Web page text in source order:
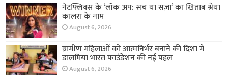
नेटफ्लिक्स के ‘लॉक अप: सच या सज़ा’ का खिताब श्रेया
कालरा के नाम
August 6, 2026
ग्रामीण महिलाओं को आत्मनिर्भर बनाने की दिशा में
डालमिया भारत फाउंडेशन की नई पहल
August 6, 2026